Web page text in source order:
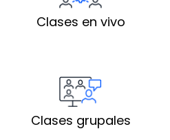
Clases en vivo
Clases grupales